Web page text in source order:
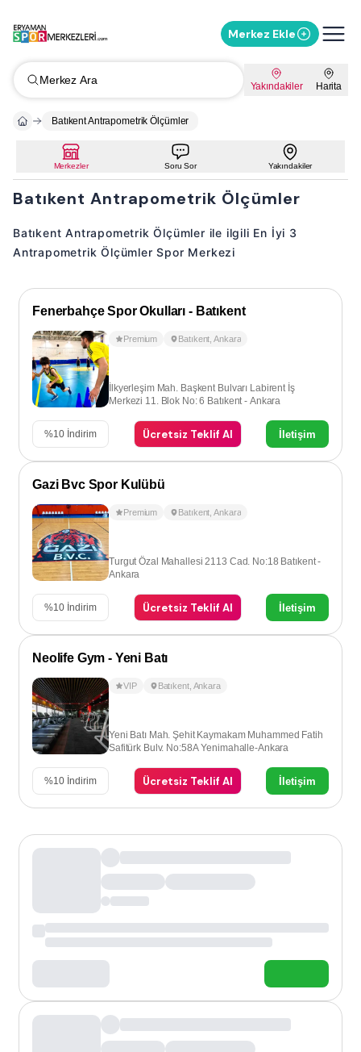
Merkez Ekle
Merkez Ara Yakındakiler Harita
Batıkent Antrapometrik Ölçümler
Merkezler Soru Sor Yakındakiler
Batıkent Antrapometrik Ölçümler
Batıkent Antrapometrik Ölçümler ile ilgili En İyi 3
Antrapometrik Ölçümler Spor Merkezi
Fenerbahçe Spor Okulları - Batıkent
Premium Batıkent ,Ankara
İlkyerleşim Mah. Başkent Bulvarı Labirent İş
Merkezi 11. Blok No: 6 Batıkent - Ankara
%10 İndirim Ücretsiz Teklif Al İletişim
Gazi Bvc Spor Kulübü
Premium Batıkent ,Ankara
Turgut Özal Mahallesi 2113 Cad. No:18 Batıkent -
Ankara
%10 İndirim Ücretsiz Teklif Al İletişim
Neolife Gym - Yeni Batı
VIP Batıkent, Ankara
Yeni Batı Mah. Şehit Kaymakam Muhammed Fatih
Safitürk Bulv. No:58A Yenimahalle-Ankara
%10 İndirim Ücretsiz Teklif Al İletişim